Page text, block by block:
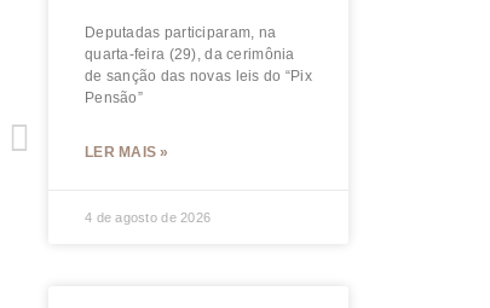
Deputadas participaram, na
quarta-feira (29), da cerimônia
de sanção das novas leis do “Pix
Pensão”
LER MAIS »
4 de agosto de 2026